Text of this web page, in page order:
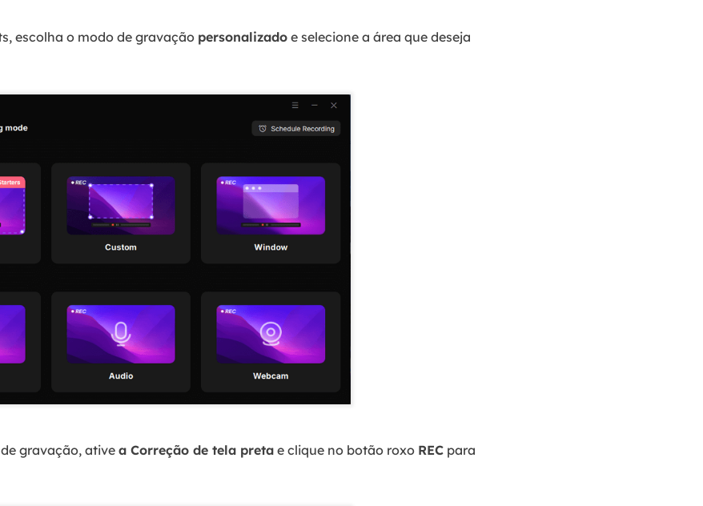
escolha o modo de gravação personalizado e selecione a área que deseja
gravação, ative a Correção de tela preta e clique no botão roxo REC para